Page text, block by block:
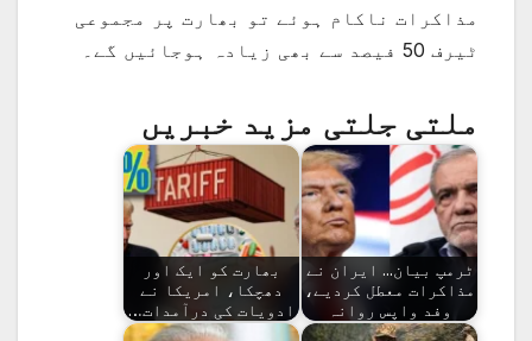
مذاکرات ناکام ہوئے تو بھارت پر مجموعی
ٹیرف 50 فیصد سے بھی زیادہ ہوجائیں گے۔
ملتی جلتی مزید خبریں
ٹرمپ بیان... ایران نے
مذاکرات معطل کردیے،
وفد واپس روانہ
بھارت کو ایک اور
دھچکا، امریکا نے
ادویات کی درآمدات…